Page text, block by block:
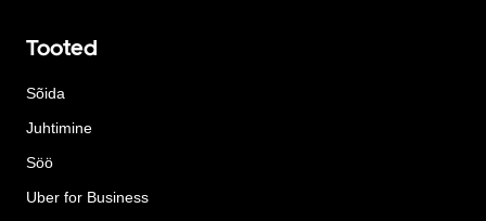
Tooted
Sõida
Juhtimine
Söö
Uber for Business